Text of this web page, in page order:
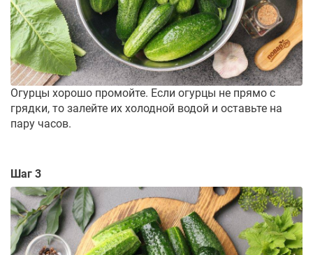
Огурцы хорошо промойте. Если огурцы не прямо с
грядки, то залейте их холодной водой и оставьте на
пару часов.
Шаг 3